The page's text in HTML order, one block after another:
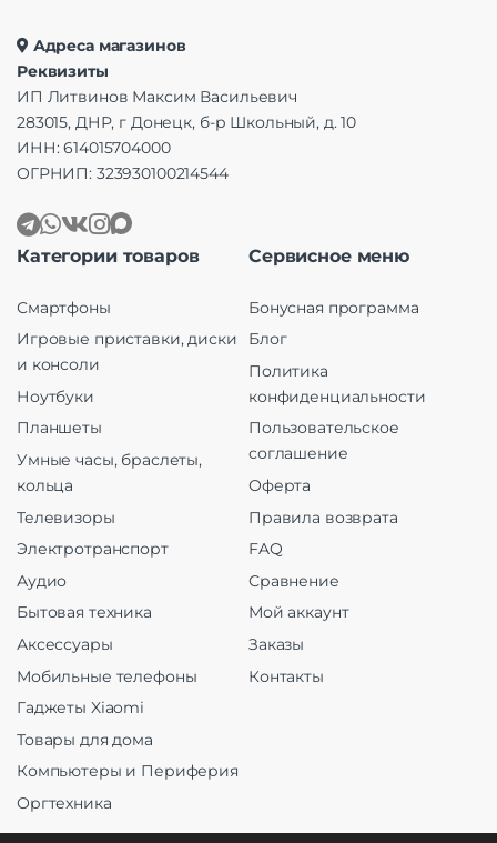
Адреса магазинов
Реквизиты
ИП Литвинов Максим Васильевич
283015, ДНР, г Донецк, б-р Школьный, д. 10
ИНН: 614015704000
ОГРНИП: 323930100214544
Категории товаров
Смартфоны
Игровые приставки, диски
и консоли
Ноутбуки
Планшеты
Умные часы, браслеты,
кольца
Телевизоры
Электротранспорт
Аудио
Бытовая техника
Аксессуары
Мобильные телефоны
Гаджеты Xiaomi
Товары для дома
Компьютеры и Периферия
Оргтехника
Сервисное меню
Бонусная программа
Блог
Политика
конфиденциальности
Пользовательское
соглашение
Оферта
Правила возврата
FAQ
Сравнение
Мой аккаунт
Заказы
Контакты